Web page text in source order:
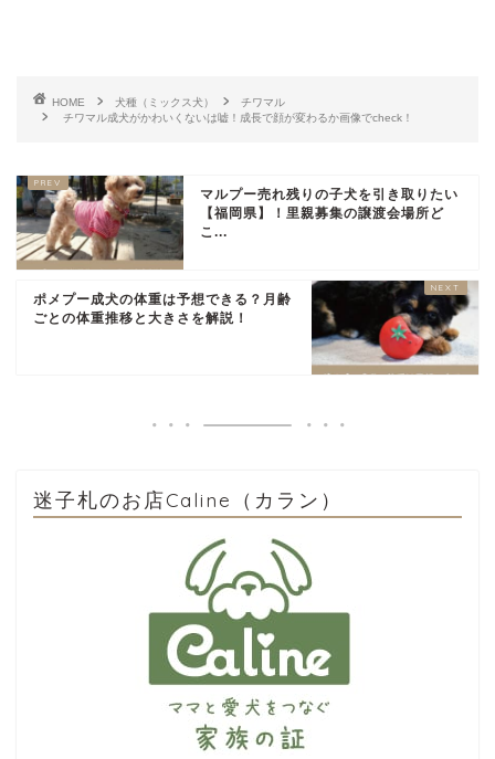
HOME 犬種（ミックス犬）
チワマル
チワマル成犬がかわいくないは嘘！成長で顔が変わるか画像でcheck！
マルプー売れ残りの子犬を引き取りたい
【福岡県】！里親募集の譲渡会場所ど
こ...
ポメプー成犬の体重は予想できる？月齢
ごとの体重推移と大きさを解説！
迷子札のお店Caline（カラン）